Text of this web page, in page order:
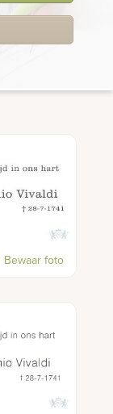
Bewaar foto